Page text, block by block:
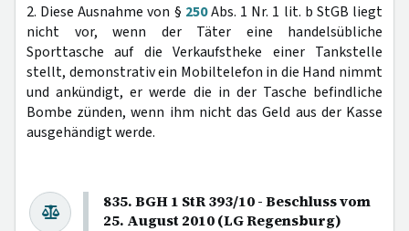
2. Diese Ausnahme von § 250Abs. 1 Nr. 1 lit. b StGB liegt
nicht vor, wenn der Täter eine handelsübliche
Sporttasche auf die Verkaufstheke einer Tankstelle
stellt, demonstrativ ein Mobiltelefon in die Hand nimmt
und ankündigt, er werde die in der Tasche befindliche
Bombe zünden, wenn ihm nicht das Geld aus der Kasse
ausgehändigt werde.
835. BGH 1 StR 393/10 - Beschluss vom
25. August 2010 (LG Regensburg)